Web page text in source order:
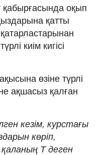
қабырғасында оқып
қатты
киім кигісі
өзіне түрлі
ақшасыз қалған
кезім, курстағы
көріп,
Т деген